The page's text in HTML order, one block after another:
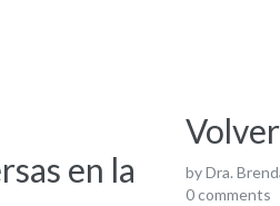
en la
byDra.
0 comments